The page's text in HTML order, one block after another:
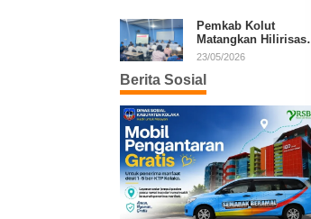
Pemkab Kolut
Matangkan Hilirisasi
Kakao dan Kelapa,
Daerah
23/05/2026
Berita Sosial